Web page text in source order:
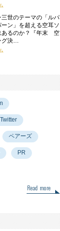
三世のテーマの「ルパ
ーン」を超える空耳ソ
あるのか？『年末 空
グ決…
Twitter
ペアーズ
PR
Read more